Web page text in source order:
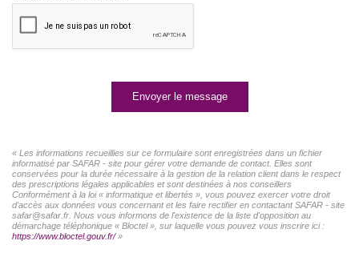
Envoyer le message
« Les informations recueillies sur ce formulaire sont enregistrées dans un fichier
informatisé par SAFAR - site pour gérer votre demande de contact. Elles sont
conservées pour la durée nécessaire à la gestion de la relation client dans le respect
des prescriptions légales applicables et sont destinées à nos conseillers
Conformément à la loi « informatique et libertés », vous pouvez exercer votre droit
d'accès aux données vous concernant et les faire rectifier en contactant SAFAR - site
safar@safar.fr. Nous vous informons de l'existence de la liste d'opposition au
démarchage téléphonique « Bloctel », sur laquelle vous pouvez vous inscrire ici :
https://www.bloctel.gouv.fr/»